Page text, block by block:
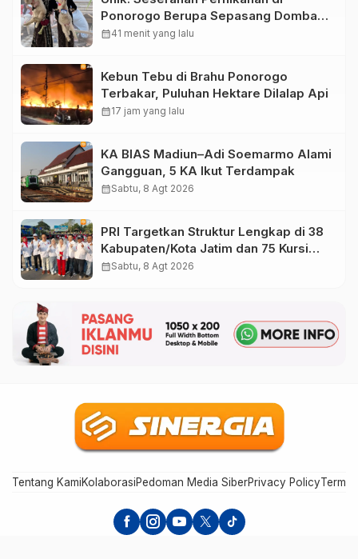
Ponorogo Berupa Sepasang Domba
Merino
calendar_month41 menit yang lalu
Kebun Tebu di Brahu Ponorogo
Terbakar, Puluhan Hektare Dilalap Api
calendar_month17 jam yang lalu
KA BIAS Madiun–Adi Soemarmo Alami
Gangguan, 5 KA Ikut Terdampak
calendar_monthSabtu, 8 Agt 2026
PRI Targetkan Struktur Lengkap di 38
Kabupaten/Kota Jatim dan 75 Kursi
DPR RI pada Pemilu 2029
calendar_monthSabtu, 8 Agt 2026
Tentang KamiKolaborasiPedoman Media SiberPrivacy PolicyTerms